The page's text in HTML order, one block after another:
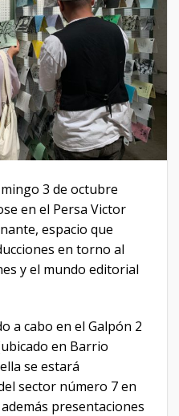
3 de octubre
en el Persa Victor
espacio que
en torno al
y el mundo editorial
a cabo en el Galpón 2
en Barrio
se estará
sector número 7 en
presentaciones